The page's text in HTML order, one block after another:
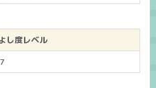
し度レベル
7